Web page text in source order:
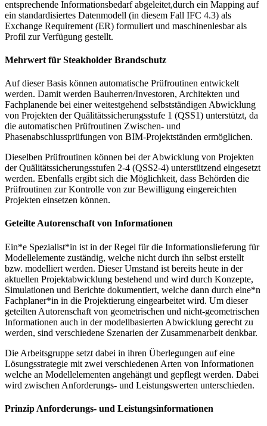
entsprechende Informationsbedarf abgeleitet,durch ein Mapping auf
ein standardisiertes Datenmodell (in diesem Fall IFC 4.3) als
Exchange Requirement (ER) formuliert und maschinenlesbar als
Profil zur Verfügung gestellt.
Mehrwert für Steakholder Brandschutz
Auf dieser Basis können automatische Prüfroutinen entwickelt
werden. Damit werden Bauherren/Investoren, Architekten und
Fachplanende bei einer weitestgehend selbstständigen Abwicklung
von Projekten der Quälitätssicherungsstufe 1 (QSS1) unterstützt, da
die automatischen Prüfroutinen Zwischen- und
Phasenabschlussprüfungen von BIM-Projektständen ermöglichen.
Dieselben Prüfroutinen können bei der Abwicklung von Projekten
der Quälitätssicherungsstufen 2-4 (QSS2-4) unterstützend eingesetzt
werden. Ebenfalls ergibt sich die Möglichkeit, dass Behörden die
Prüfroutinen zur Kontrolle von zur Bewilligung eingereichten
Projekten einsetzen können.
Geteilte Autorenschaft von Informationen
Ein*e Spezialist*in ist in der Regel für die Informationslieferung für
Modellelemente zuständig, welche nicht durch ihn selbst erstellt
bzw. modelliert werden. Dieser Umstand ist bereits heute in der
aktuellen Projektabwicklung bestehend und wird durch Konzepte,
Simulationen und Berichte dokumentiert, welche dann durch eine*n
Fachplaner*in in die Projektierung eingearbeitet wird. Um dieser
geteilten Autorenschaft von geometrischen und nicht-geometrischen
Informationen auch in der modellbasierten Abwicklung gerecht zu
werden, sind verschiedene Szenarien der Zusammenarbeit denkbar.
Die Arbeitsgruppe setzt dabei in ihren Überlegungen auf eine
Lösungsstrategie mit zwei verschiedenen Arten von Informationen
welche an Modellelementen angehängt und gepflegt werden. Dabei
wird zwischen Anforderungs- und Leistungswerten unterschieden.
Prinzip Anforderungs- und Leistungsinformationen